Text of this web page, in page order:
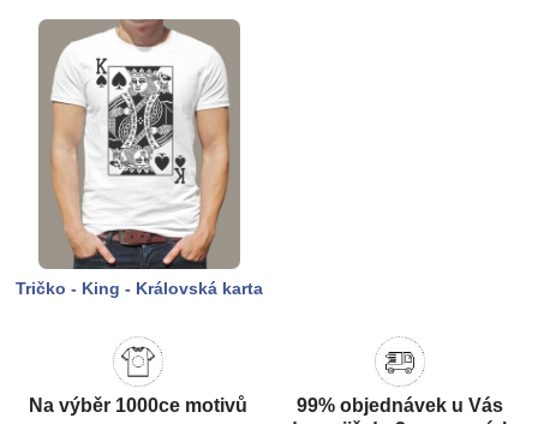
Tričko - King - Královská karta
Na výběr 1000ce motivů
99% objednávek u Vás